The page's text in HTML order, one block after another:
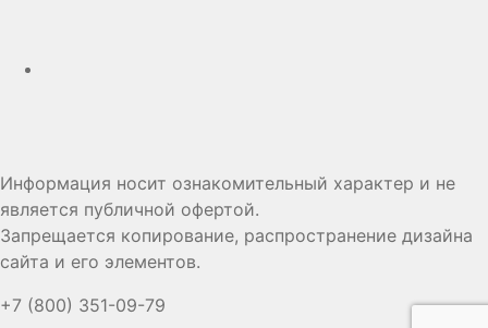
Информация носит ознакомительный характер и не
является публичной офертой.
Запрещается копирование, распространение дизайна
сайта и его элементов.
+7 (800) 351-09-79